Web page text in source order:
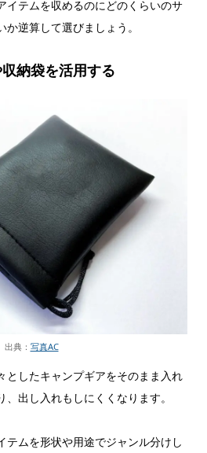
テムを収めるのにどのくらいのサ
逆算して選びましょう。
納袋を活用する
出典： 写真AC
としたキャンプギアをそのまま入れ
出し入れもしにくくなります。
テムを形状や用途でジャンル分けし